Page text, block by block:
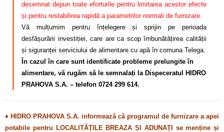
desemnat depun toate eforturile pentru limitarea acestor efecte
și pentru restabilirea rapidă a parametrilor normali de furnizare.
Vă mulțumim pentru înțelegere și sprijin pe perioada
desfășurării investiției, care are ca scop îmbunătățirea calității
și siguranței serviciului de alimentare cu apă în comuna Telega.
În cazul în care sunt identificate probleme prelungite în
alimentare, vă rugăm să le semnalați la Dispeceratul HIDRO
PRAHOVA S.A. – telefon 0724 299 614.
♦ HIDRO PRAHOVA S.A. informează că programul de furnizare a apei
potabile pentru LOCALITĂȚILE BREAZA ȘI ADUNAȚI se menține și